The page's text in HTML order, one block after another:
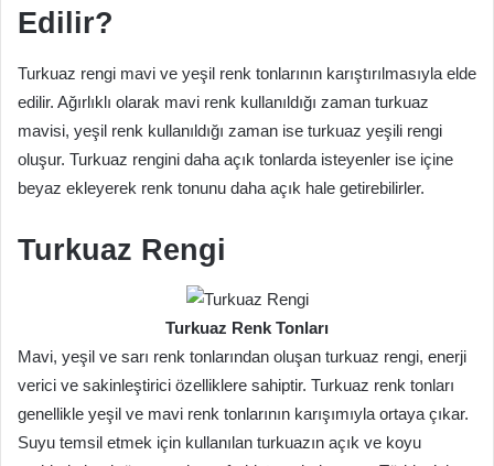
Edilir?
Turkuaz rengi mavi ve yeşil renk tonlarının karıştırılmasıyla elde
edilir. Ağırlıklı olarak mavi renk kullanıldığı zaman turkuaz
mavisi, yeşil renk kullanıldığı zaman ise turkuaz yeşili rengi
oluşur. Turkuaz rengini daha açık tonlarda isteyenler ise içine
beyaz ekleyerek renk tonunu daha açık hale getirebilirler.
Turkuaz Rengi
Turkuaz Renk Tonları
Mavi, yeşil ve sarı renk tonlarından oluşan turkuaz rengi, enerji
verici ve sakinleştirici özelliklere sahiptir. Turkuaz renk tonları
genellikle yeşil ve mavi renk tonlarının karışımıyla ortaya çıkar.
Suyu temsil etmek için kullanılan turkuazın açık ve koyu